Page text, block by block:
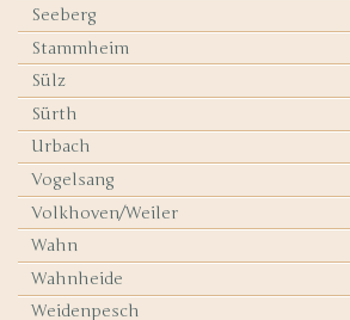
Seeberg
Stammheim
Sülz
Sürth
Urbach
Vogelsang
Volkhoven/Weiler
Wahn
Wahnheide
Weidenpesch